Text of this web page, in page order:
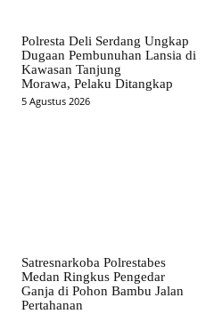
Polresta Deli Serdang Ungkap
Dugaan Pembunuhan Lansia di
Kawasan Tanjung
Morawa, Pelaku Ditangkap
5 Agustus 2026
Satresnarkoba Polrestabes
Medan Ringkus Pengedar
Ganja di Pohon Bambu Jalan
Pertahanan